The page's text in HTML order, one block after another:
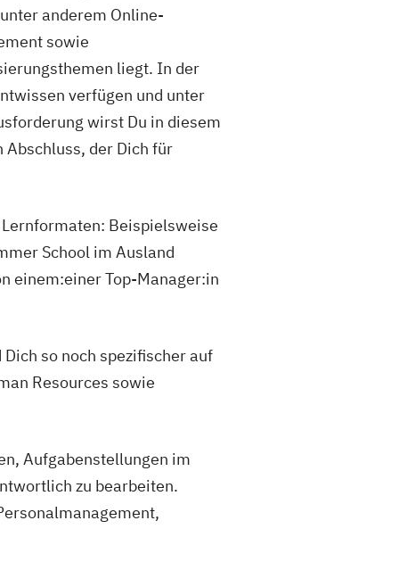
anderem Online-
sowie
liegt. In der
verfügen und unter
wirst Du in diesem
der Dich für
Beispielsweise
School im Ausland
einem:einer Top-Manager:in
so noch spezifischer auf
Resources sowie
Aufgabenstellungen im
zu bearbeiten.